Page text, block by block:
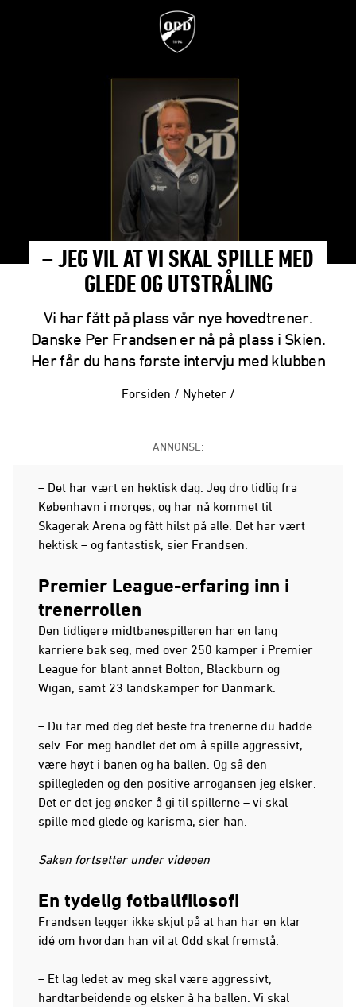
– JEG VIL AT VI SKAL SPILLE MED
GLEDE OG UTSTRÅLING
Vi har fått på plass vår nye hovedtrener.
Danske Per Frandsen er nå på plass i Skien.
Her får du hans første intervju med klubben
Forsiden / Nyheter /
ANNONSE:
– Det har vært en hektisk dag. Jeg dro tidlig fra
København i morges, og har nå kommet til
Skagerak Arena og fått hilst på alle. Det har vært
hektisk – og fantastisk, sier Frandsen.
Premier League-erfaring inn i
trenerrollen
Den tidligere midtbanespilleren har en lang
karriere bak seg, med over 250 kamper i Premier
League for blant annet Bolton, Blackburn og
Wigan, samt 23 landskamper for Danmark.
– Du tar med deg det beste fra trenerne du hadde
selv. For meg handlet det om å spille aggressivt,
være høyt i banen og ha ballen. Og så den
spillegleden og den positive arrogansen jeg elsker.
Det er det jeg ønsker å gi til spillerne – vi skal
spille med glede og karisma, sier han.
Saken fortsetter under videoen
En tydelig fotballfilosofi
Frandsen legger ikke skjul på at han har en klar
idé om hvordan han vil at Odd skal fremstå:
– Et lag ledet av meg skal være aggressivt,
hardtarbeidende og elsker å ha ballen. Vi skal